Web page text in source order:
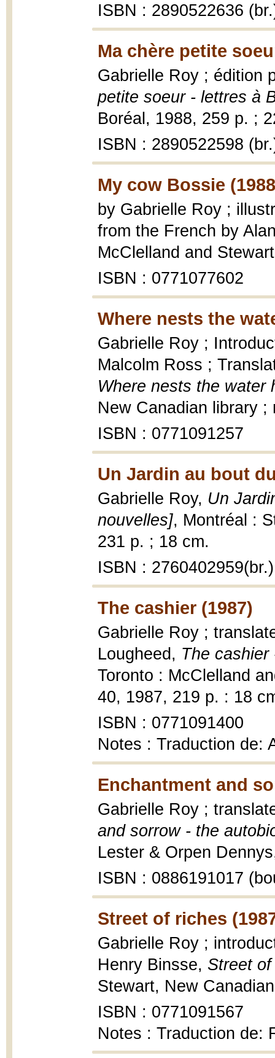
ISBN : 2890522636
Ma chère petite
Gabrielle Roy ; édition
petite soeur - lettres à
Boréal, 1988, 259 p. ;
ISBN : 2890522598
My cow Bossie
by Gabrielle Roy ;
from the French by
McClelland and
ISBN : 0771077602
Where nests the
Gabrielle Roy ;
Malcolm Ross ;
Where nests the water
New Canadian library
ISBN : 0771091257
Un Jardin au bout
Gabrielle Roy, Un
nouvelles], Montréal :
231 p. ; 18 cm.
ISBN : 2760402959(br.)
The cashier (1987)
Gabrielle Roy ;
Lougheed, The
Toronto : McClelland
40, 1987, 219 p. : 18
ISBN : 0771091400
Notes : Traduction de:
Enchantment and
Gabrielle Roy ;
and sorrow - the
Lester & Orpen
ISBN : 0886191017
Street of riches
Gabrielle Roy ;
Henry Binsse, Street
Stewart, New
ISBN : 0771091567
Notes : Traduction de: